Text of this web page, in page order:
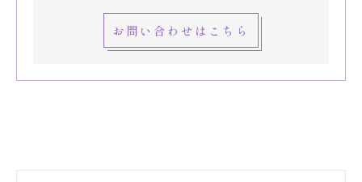
お問い合わせはこちら